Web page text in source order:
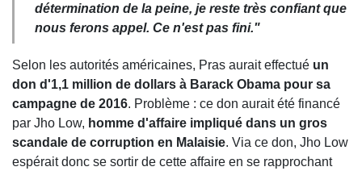
détermination de la peine, je reste très confiant que
nous ferons appel. Ce n'est pas fini."
Selon les autorités américaines, Pras aurait effectué un
don d'1,1 million de dollars à Barack Obama pour sa
campagne de 2016. Problème : ce don aurait été financé
par Jho Low, homme d'affaire impliqué dans un gros
scandale de corruption en Malaisie. Via ce don, Jho Low
espérait donc se sortir de cette affaire en se rapprochant